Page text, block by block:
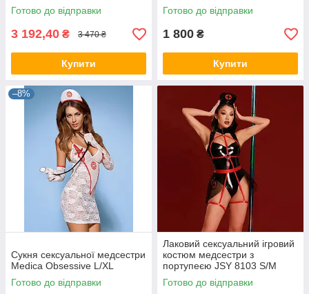
Готово до відправки
3 192,40 ₴ 3 470 ₴
Купити
Готово до відправки
1 800 ₴
Купити
–8%
Сукня сексуальної медсестри
Medica Obsessive L/XL
Готово до відправки
Лаковий сексуальний ігровий
костюм медсестри з
портупеєю JSY 8103 S/M
Готово до відправки